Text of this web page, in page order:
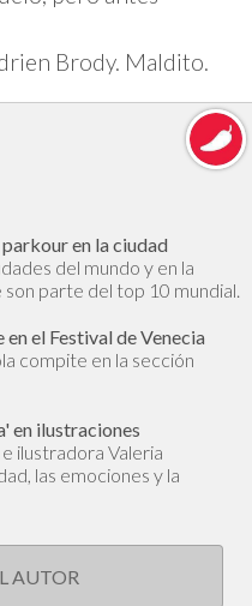
Brody. Maldito.
en la ciudad
del mundo y en la
parte del top 10 mundial.
el Festival de Venecia
compite en la sección
en ilustraciones
ilustradora Valeria
las emociones y la
AUTOR